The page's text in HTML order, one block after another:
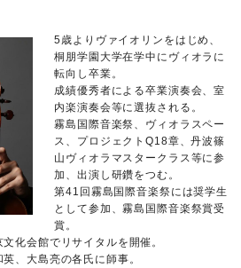
5歳よりヴァイオリンをはじめ、
桐朋学園大学在学中にヴィオラに
転向し卒業。
成績優秀者による卒業演奏会、室
内楽演奏会等に選抜される。
霧島国際音楽祭、ヴィオラスペー
ス、プロジェクトQ18章、丹波篠
山ヴィオラマスタークラス等に参
加、出演し研鑽をつむ。
第41回霧島国際音楽祭には奨学生
として参加、霧島国際音楽祭賞受
賞。
化会館でリサイタルを開催。
、大島亮の各氏に師事。